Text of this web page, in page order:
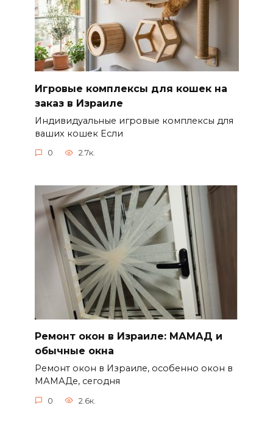
Игровые комплексы для кошек на
заказ в Израиле
Индивидуальные игровые комплексы для
ваших кошек Если
0 2.7к.
Ремонт окон в Израиле: МАМАД и
обычные окна
Ремонт окон в Израиле, особенно окон в
МАМАДе, сегодня
0 2.6к.